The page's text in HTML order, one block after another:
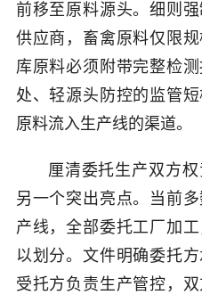
前移至原料源头。细则
供应商，畜禽原料仅限
库原料必须附带完整检
处、轻源头防控的监管
原料流入生产线的渠道。
厘清委托生产双方
另一个突出亮点。当前
产线，全部委托工厂加
以划分。文件明确委托
受托方负责生产管控，